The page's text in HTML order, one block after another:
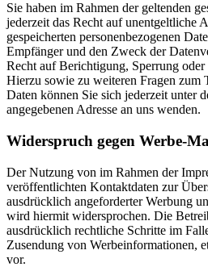
Sie haben im Rahmen der geltenden
jederzeit das Recht auf unentgeltliche
gespeicherten personenbezogenen
Empfänger und den Zweck der
Recht auf Berichtigung, Sperrung
Hierzu sowie zu weiteren Fragen zum
Daten können Sie sich jederzeit unter
angegebenen Adresse an uns wenden.
Widerspruch gegen Werbe-
Der Nutzung von im Rahmen der
veröffentlichten Kontaktdaten zur
ausdrücklich angeforderter Werbung
wird hiermit widersprochen. Die
ausdrücklich rechtliche Schritte im
Zusendung von Werbeinformationen,
vor.